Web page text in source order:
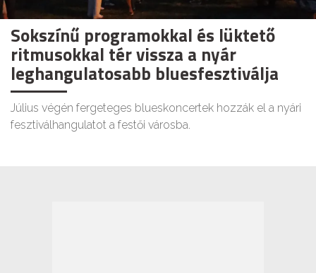
Sokszínű programokkal és lüktető
ritmusokkal tér vissza a nyár
leghangulatosabb bluesfesztiválja
Július végén fergeteges blueskoncertek hozzák el a nyári
fesztiválhangulatot a festői városba.